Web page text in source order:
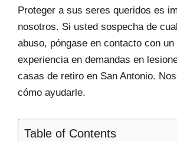
Proteger a sus seres queridos es
nosotros. Si usted sospecha de
abuso, póngase en contacto con un
experiencia en demandas en
casas de retiro en San Antonio.
cómo ayudarle.
Table of Contents